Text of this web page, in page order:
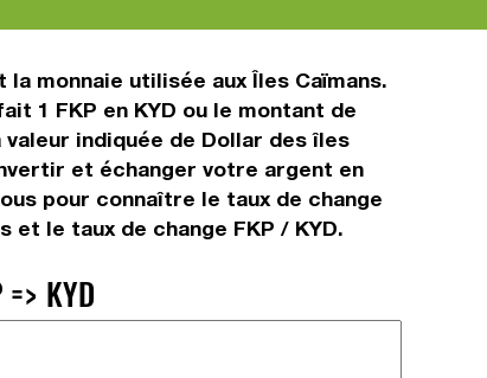
monnaie utilisée aux Îles Caïmans.
1 FKP en KYD ou le montant de
indiquée de Dollar des îles
et échanger votre argent en
pour connaître le taux de change
et le taux de change FKP / KYD.
KYD